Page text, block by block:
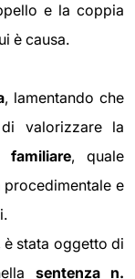
e la coppia
è causa.
, lamentando che
valorizzare la
, quale
e
stata oggetto di
sentenza n.